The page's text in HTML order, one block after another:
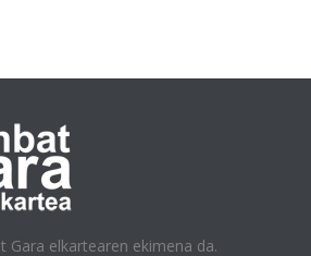
Gara elkartearen ekimena da.